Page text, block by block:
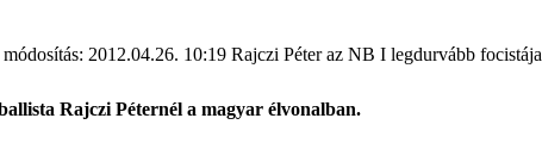
2012.04.26. 10:19 Rajczi Péter az NB I legdurvább focistája
Rajczi Péternél a magyar élvonalban.